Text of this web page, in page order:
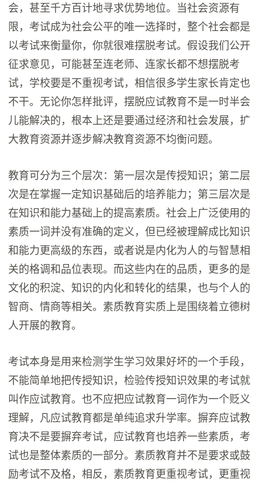
会，甚至千方百计地寻求优势地位。当社会资源有
限，考试成为社会公平的唯一选择时，整个社会都是
以考试来衡量你，你就很难摆脱考试。假设我们公开
征求意见，可能甚至连老师、连家长都不想摆脱考
试，学校要是不重视考试，相信很多学生家长肯定也
不干。无论你怎样批评，摆脱应试教育不是一时半会
儿能解决的，根本上还是要通过经济和社会发展，扩
大教育资源并逐步解决教育资源不均衡问题。
教育可分为三个层次：第一层次是传授知识；第二层
次是在掌握一定知识基础后的培养能力；第三层次是
在知识和能力基础上的提高素质。社会上广泛使用的
素质一词并没有准确的定义，但已经被理解成比知识
和能力更高级的东西，或者说是内化为人的与智慧相
关的格调和品位表现。而这些内在的品质，更多的是
文化的积淀、知识的内化和转化的结果，也与个人的
智商、情商等相关。素质教育实质上是围绕着立德树
人开展的教育。
考试本身是用来检测学生学习效果好坏的一个手段，
不能简单地把传授知识，检验传授知识效果的考试就
叫作应试教育。也不应把应试教育一词作为一个贬义
理解，凡应试教育都是单纯追求升学率。摒弃应试教
育决不是要摒弃考试，应试教育也培养一些素质，考
试也是整体素质的一部分。素质教育并不是要求或鼓
励考试不及格，相反，素质教育更重视考试，更重视